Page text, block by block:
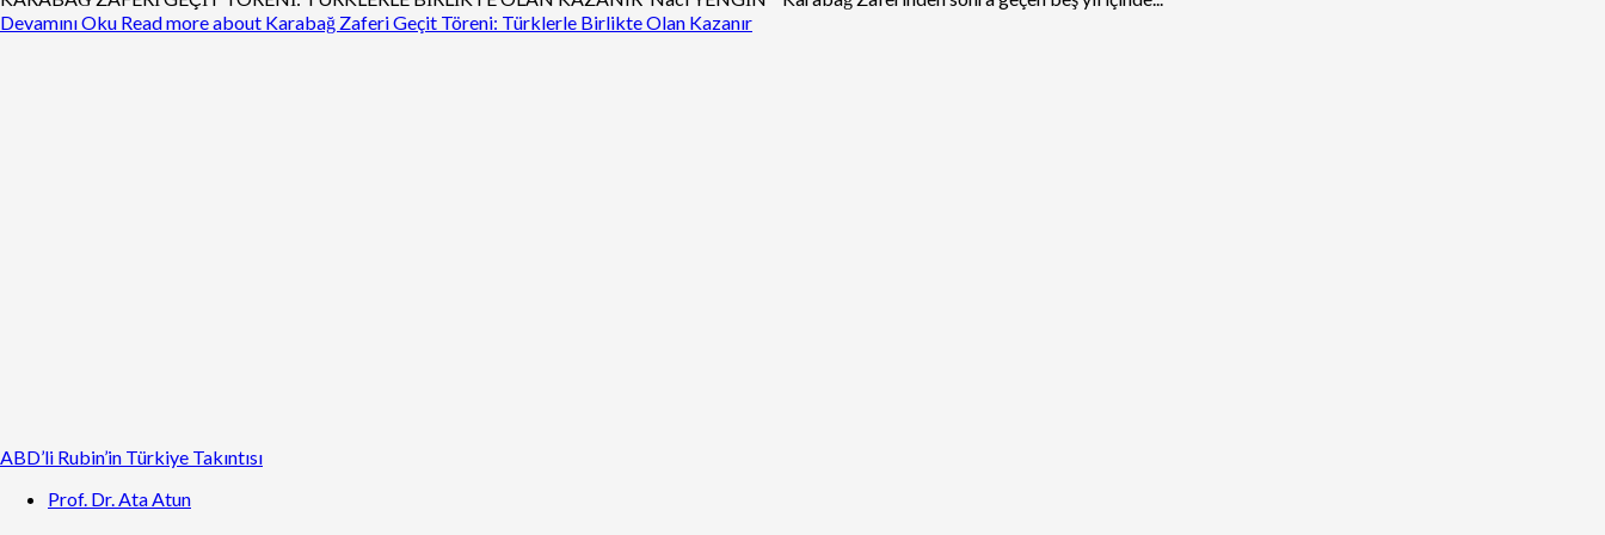
Devamını Oku Read more about Karabağ Zaferi Geçit Töreni: Türklerle Birlikte Olan Kazanır
ABD’li Rubin’in Türkiye Takıntısı
Prof. Dr. Ata Atun